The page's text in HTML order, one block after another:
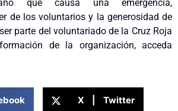
que causa una emergencia,
de los voluntarios y la generosidad de
parte del voluntariado de la Cruz Roja
de la organización, acceda
X | Twitter